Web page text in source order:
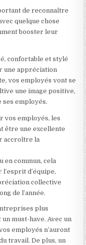
de reconnaître
quelque chose
booster leur
confortable et stylé
une appréciation
vos employés vont se
une image positive,
ses employés.
vos employés, les
être une excellente
accroître la
en commun, cela
d’équipe,
collective
de l’année.
plus
must-have. Avec un
employés n’auront
travail. De plus, un